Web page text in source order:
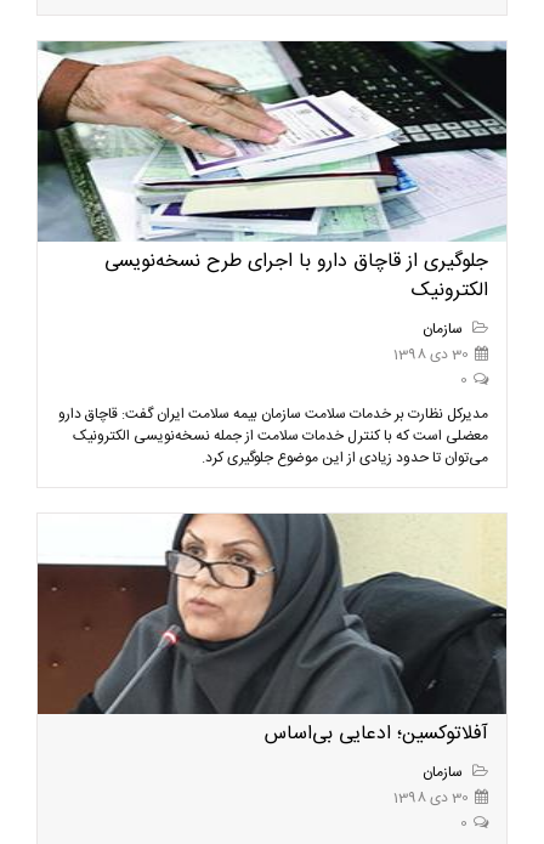
جلوگیری از قاچاق دارو با اجرای طرح نسخه‌نویسی
الکترونیک
سازمان
30 دی 1398
0
مدیرکل نظارت بر خدمات سلامت سازمان بیمه سلامت ایران گفت: قاچاق دارو
معضلی است که با کنترل خدمات سلامت از جمله نسخه‌نویسی الکترونیک
می‌توان تا حدود زیادی از این موضوع جلوگیری کرد.
آفلاتوکسین؛ ادعایی بی‌اساس
سازمان
30 دی 1398
0